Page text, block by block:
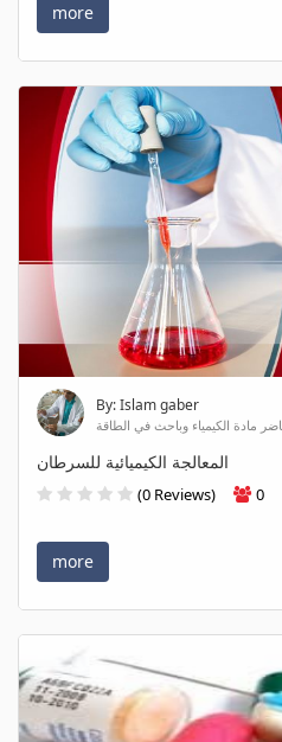
more
By: Islam gaber
المعالجة الكيميائية للسرطان
(0 Reviews) 0
more